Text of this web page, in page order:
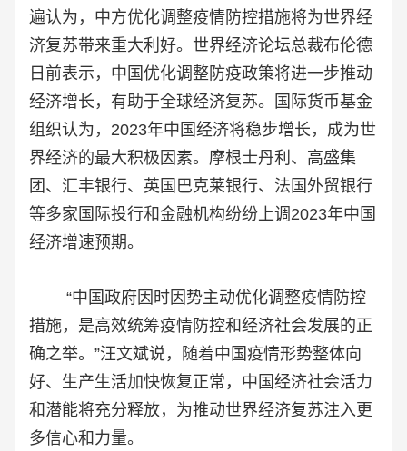
遍认为，中方优化调整疫情防控措施将为世界经
济复苏带来重大利好。世界经济论坛总裁布伦德
日前表示，中国优化调整防疫政策将进一步推动
经济增长，有助于全球经济复苏。国际货币基金
组织认为，2023年中国经济将稳步增长，成为世
界经济的最大积极因素。摩根士丹利、高盛集
团、汇丰银行、英国巴克莱银行、法国外贸银行
等多家国际投行和金融机构纷纷上调2023年中国
经济增速预期。
“中国政府因时因势主动优化调整疫情防控
措施，是高效统筹疫情防控和经济社会发展的正
确之举。”汪文斌说，随着中国疫情形势整体向
好、生产生活加快恢复正常，中国经济社会活力
和潜能将充分释放，为推动世界经济复苏注入更
多信心和力量。